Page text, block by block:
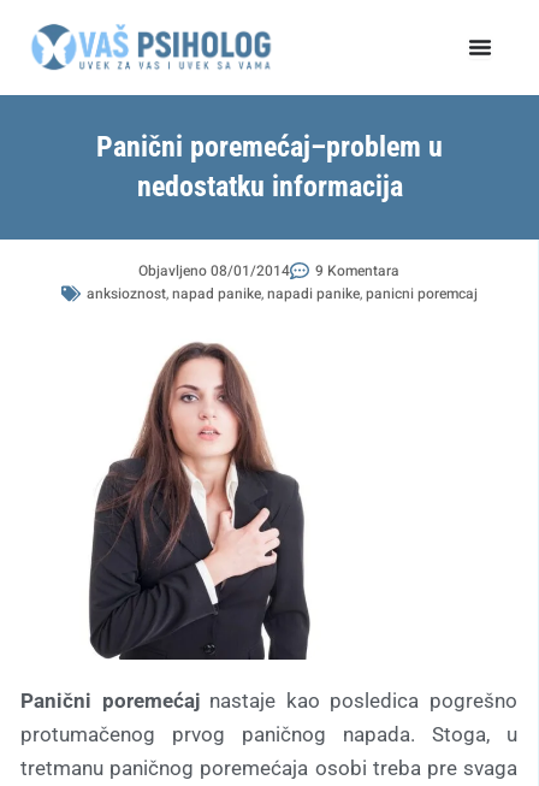
Panični poremećaj–problem u
nedostatku informacija
Objavljeno08/01/2014
9 Komentara
anksioznost,napad panike,napadi panike,panicni poremcaj
Panični poremećajnastaje kao posledica pogrešno
protumačenog prvog paničnog napada. Stoga, u
tretmanu paničnog poremećaja osobi treba pre svaga